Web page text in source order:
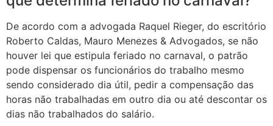
De acordo com a advogada Raquel Rieger, do escritório
Roberto Caldas, Mauro Menezes & Advogados, se não
houver lei que estipula feriado no carnaval, o patrão
pode dispensar os funcionários do trabalho mesmo
sendo considerado dia útil, pedir a compensação das
horas não trabalhadas em outro dia ou até descontar os
dias não trabalhados do salário.